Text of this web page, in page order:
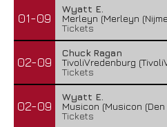
01-09
Wyatt E.
Merleyn (Merleyn
Tickets
02-09
Chuck Ragan
TivoliVredenburg
Tickets
02-09
Wyatt E.
Musicon (Musicon (Den
Tickets